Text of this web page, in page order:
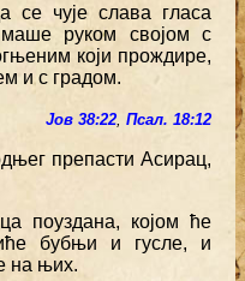
се чује слава гласа
руком својом с
који прождире,
и с градом.
Јов 38:22, Псал. 18:12
препасти Асирац,
поуздана, којом ће
бубњи и гусле, и
на њих.